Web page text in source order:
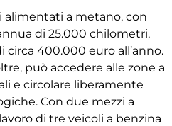
alimentati a metano, con
di 25.000 chilometri,
400.000 euro all’anno.
può accedere alle zone a
e circolare liberamente
Con due mezzi a
di tre veicoli a benzina